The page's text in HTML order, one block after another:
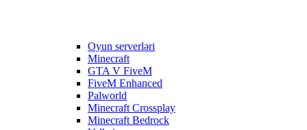
Oyun serverləri
Minecraft
GTA V FiveM
FiveM Enhanced
Palworld
Minecraft Crossplay
Minecraft Bedrock